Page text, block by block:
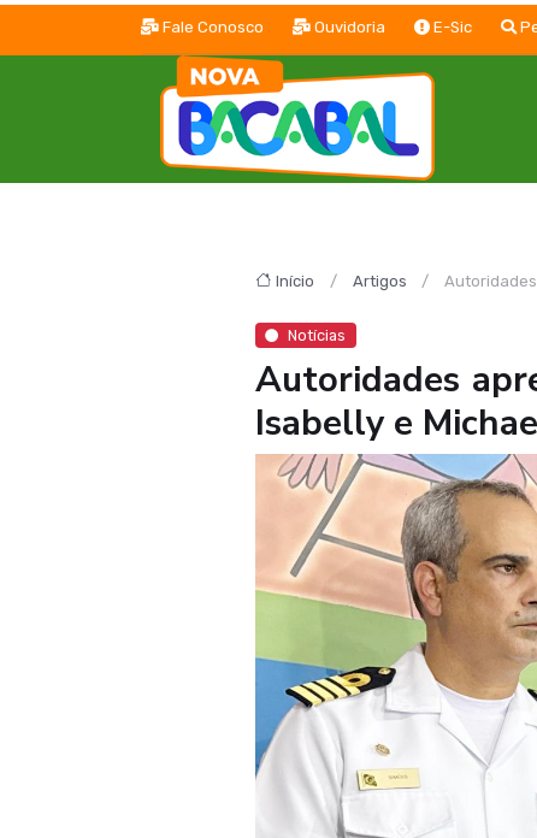
Fale Conosco Ouvidoria E-Sic
Início Artigos
Notícias
Autoridades
Isabelly e